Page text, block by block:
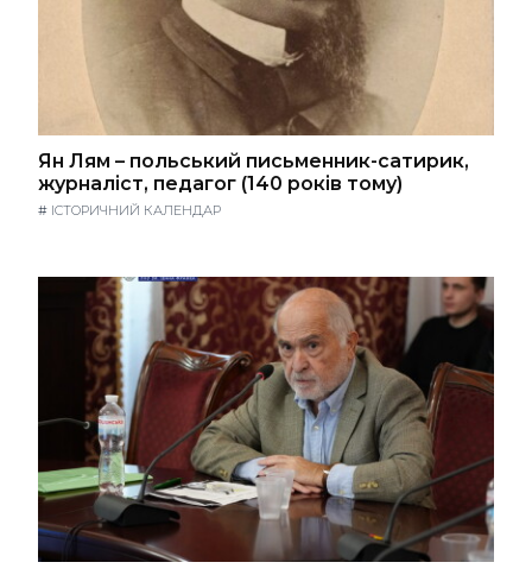
Ян Лям – польський письменник-сатирик,
журналіст, педагог (140 років тому)
# ІСТОРИЧНИЙ КАЛЕНДАР